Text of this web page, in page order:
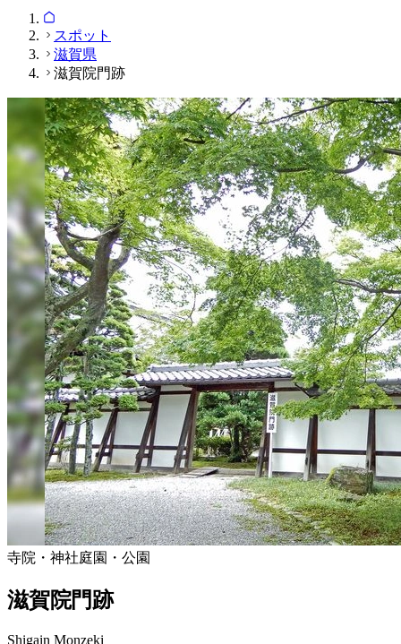
スポット
滋賀県
滋賀院門跡
寺院・神社庭園・公園
滋賀院門跡
Shigain Monzeki